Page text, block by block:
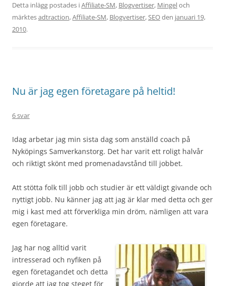
Detta inlägg postades iAffiliate-SM, Blogvertiser, Mingeloch
märktesadtraction,Affiliate-SM, Blogvertiser,SEOden januari 19,
2010.
Nu är jag egen företagare på heltid!
6 svar
Idag arbetar jag min sista dag som anställd coach på
Nyköpings Samverkanstorg. Det har varit ett roligt halvår
och riktigt skönt med promenadavstånd till jobbet.
Att stötta folk till jobb och studier är ett väldigt givande och
nyttigt jobb. Nu känner jag att jag är klar med detta och ger
mig i kast med att förverkliga min dröm, nämligen att vara
egen företagare.
Jag har nog alltid varit
intresserad och nyfiken på
egen företagandet och detta
gjorde att jag tog steget för